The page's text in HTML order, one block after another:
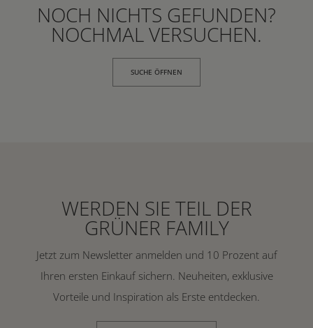
NOCH NICHTS GEFUNDEN?
NOCHMAL VERSUCHEN.
SUCHE ÖFFNEN
WERDEN SIE TEIL DER
GRÜNER FAMILY
Jetzt zum Newsletter anmelden und 10 Prozent auf
Ihren ersten Einkauf sichern. Neuheiten, exklusive
Vorteile und Inspiration als Erste entdecken.